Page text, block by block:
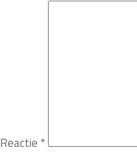
Reactie *